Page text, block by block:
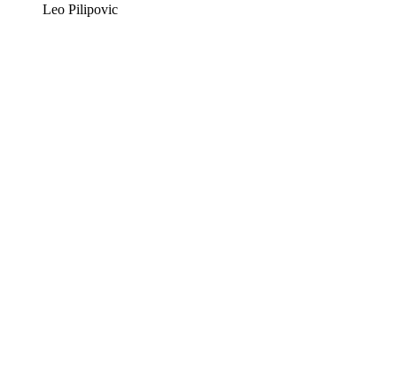
Leo Pilipovic